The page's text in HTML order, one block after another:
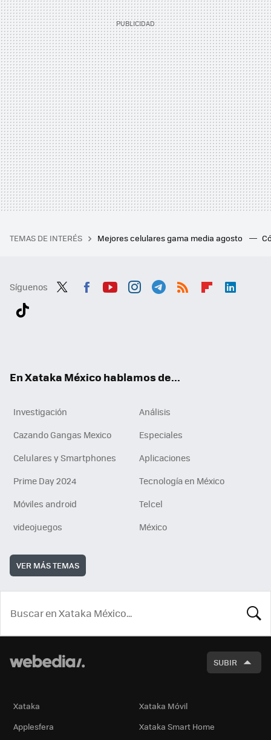
TEMAS DE INTERÉS Mejores celulares gama media agosto
Síguenos
En Xataka México hablamos de...
Investigación
Análisis
Cazando Gangas Mexico
Especiales
Celulares y Smartphones
Aplicaciones
Prime Day 2024
Tecnología en México
Móviles android
Telcel
videojuegos
México
VER MÁS TEMAS
SUBIR
Xataka
Xataka Móvil
Applesfera
Xataka Smart Home